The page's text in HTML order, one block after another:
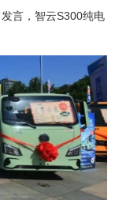
言，智云S300纯电